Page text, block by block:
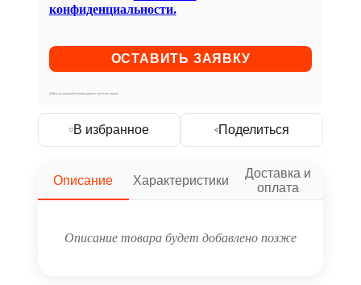
конфиденциальности.
Мы не передаём ваши данные третьим лицам
В избранное Поделиться
Описание Характеристики
Доставка и
оплата
Описание товара будет добавлено позже